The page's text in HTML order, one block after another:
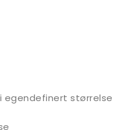
egendefinert størrelse